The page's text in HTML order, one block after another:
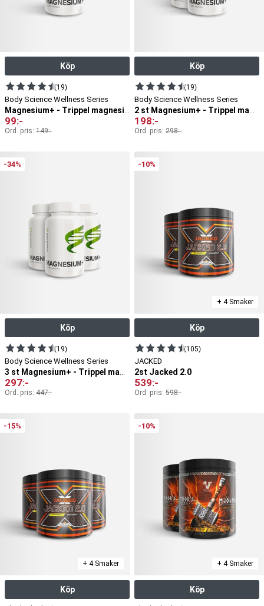
Köp
(19)
Body Science Wellness Series
Magnesium+ - Trippel magnesium
99:-
Ord. pris: 149:-
Köp
(19)
Body Science Wellness Series
2 st Magnesium+ - Trippel magnesium
198:-
Ord. pris: 298:-
-34%
Köp
(19)
Body Science Wellness Series
3 st Magnesium+ - Trippel magnesium
297:-
Ord. pris: 447:-
-10%
+ 4 Smaker
Köp
(105)
JACKED
2st Jacked 2.0
539:-
Ord. pris: 598:-
-15%
+ 4 Smaker
Köp
-10%
+ 4 Smaker
Köp